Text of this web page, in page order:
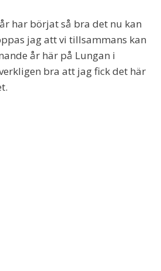
har börjat så bra det nu kan
jag att vi tillsammans kan
år här på Lungan i
bra att jag fick det här